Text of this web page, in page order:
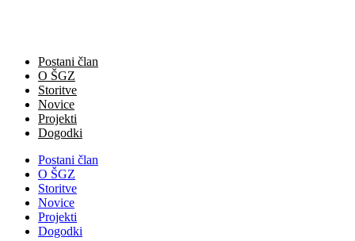
Postani član
O ŠGZ
Storitve
Novice
Projekti
Dogodki
Postani član
O ŠGZ
Storitve
Novice
Projekti
Dogodki